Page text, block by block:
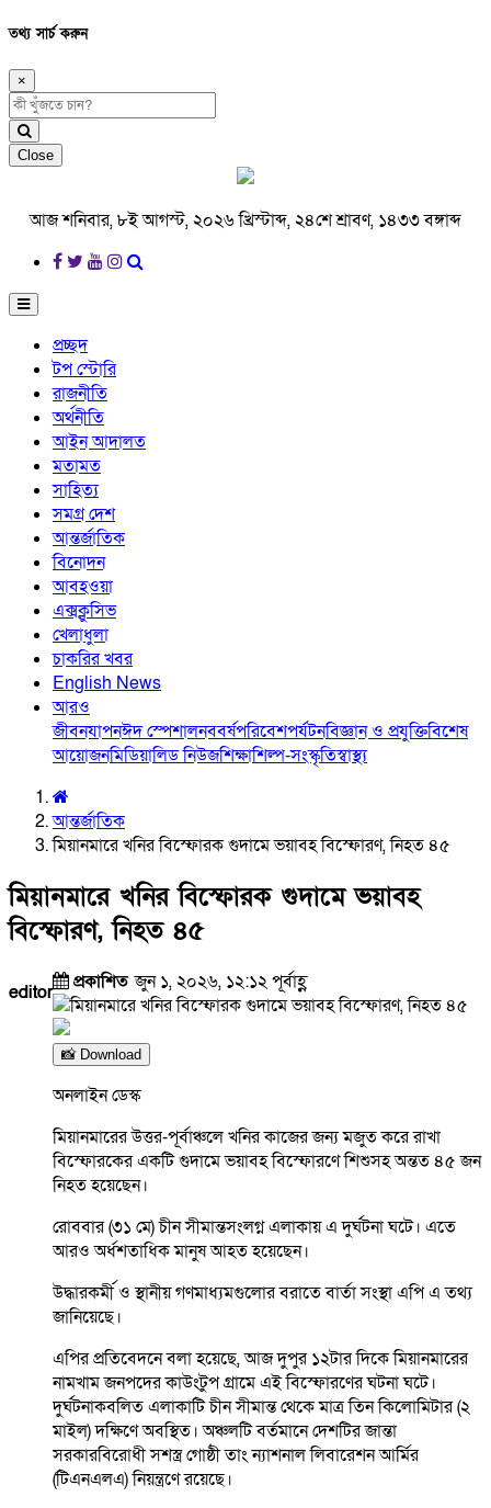
তথ্য সার্চ করুন
×
Close
আজ শনিবার, ৮ই আগস্ট, ২০২৬ খ্রিস্টাব্দ, ২৪শে শ্রাবণ, ১৪৩৩ বঙ্গাব্দ
প্রচ্ছদ
টপ স্টোরি
রাজনীতি
অর্থনীতি
আইন আদালত
মতামত
সাহিত্য
সমগ্র দেশ
আন্তর্জাতিক
বিনোদন
আবহওয়া
এক্সক্লুসিভ
খেলাধুলা
চাকরির খবর
English News
আরও
জীবনযাপনঈদ স্পেশালনববর্ষপরিবেশপর্যটনবিজ্ঞান ও প্রযুক্তিবিশেষ
আয়োজনমিডিয়ালিড নিউজশিক্ষাশিল্প-সংস্কৃতিস্বাস্থ্য
আন্তর্জাতিক
মিয়ানমারে খনির বিস্ফোরক গুদামে ভয়াবহ বিস্ফোরণ, নিহত ৪৫
মিয়ানমারে খনির বিস্ফোরক গুদামে ভয়াবহ
বিস্ফোরণ, নিহত ৪৫
editor প্রকাশিতজুন ১, ২০২৬, ১২:১২ পূর্বাহ্ণ
📸 Download
অনলাইন ডেস্ক
মিয়ানমারের উত্তর-পূর্বাঞ্চলে খনির কাজের জন্য মজুত করে রাখা
বিস্ফোরকের একটি গুদামে ভয়াবহ বিস্ফোরণে শিশুসহ অন্তত ৪৫ জন
নিহত হয়েছেন।
রোববার (৩১ মে) চীন সীমান্তসংলগ্ন এলাকায় এ দুর্ঘটনা ঘটে। এতে
আরও অর্ধশতাধিক মানুষ আহত হয়েছেন।
উদ্ধারকর্মী ও স্থানীয় গণমাধ্যমগুলোর বরাতে বার্তা সংস্থা এপি এ তথ্য
জানিয়েছে।
এপির প্রতিবেদনে বলা হয়েছে, আজ দুপুর ১২টার দিকে মিয়ানমারের
নামখাম জনপদের কাউংটুপ গ্রামে এই বিস্ফোরণের ঘটনা ঘটে।
দুর্ঘটনাকবলিত এলাকাটি চীন সীমান্ত থেকে মাত্র তিন কিলোমিটার (২
মাইল) দক্ষিণে অবস্থিত। অঞ্চলটি বর্তমানে দেশটির জান্তা
সরকারবিরোধী সশস্ত্র গোষ্ঠী তাং ন্যাশনাল লিবারেশন আর্মির
(টিএনএলএ) নিয়ন্ত্রণে রয়েছে।